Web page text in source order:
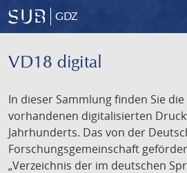
GDZ
VD18 digital
In dieser Sammlung finden Sie
vorhandenen digitalisierten
Jahrhunderts. Das von der
Forschungsgemeinschaft
„Verzeichnis der im deutschen